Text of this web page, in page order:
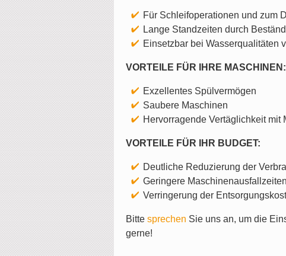
Für Schleifoperationen und zum
Lange Standzeiten durch
Einsetzbar bei Wasserqualitäten
VORTEILE FÜR IHRE MASCHINEN:
Exzellentes Spülvermögen
Saubere Maschinen
Hervorragende Vertäglichkeit
VORTEILE FÜR IHR BUDGET:
Deutliche Reduzierung der
Geringere
Verringerung der
Bitte sprechen Sie uns an, um die
gerne!